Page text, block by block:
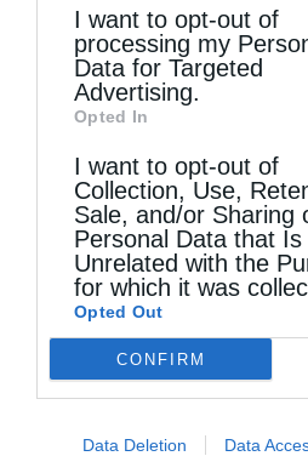
disclose it to other third
I want to opt-out of
processing my
Data for Targeted
Advertising.
Opted In
I want to opt-out of
Collection, Use,
Sale, and/or Sharing
Personal Data that Is
Unrelated with the
for which it was
Opted Out
CONFIRM
Data Deletion Data
Ρώτησε κάποιος τον αββά
κάποιον...
Γεροντικό: «Άνθρωπος του